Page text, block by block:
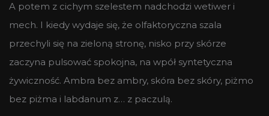
A potem z cichym szelestem nadchodzi wetiwer i
mech. I kiedy wydaje się, że olfaktoryczna szala
przechyli się na zieloną stronę, nisko przy skórze
zaczyna pulsować spokojna, na wpół syntetyczna
żywiczność. Ambra bez ambry, skóra bez skóry, piżmo
bez piżma i labdanum z… z paczulą.